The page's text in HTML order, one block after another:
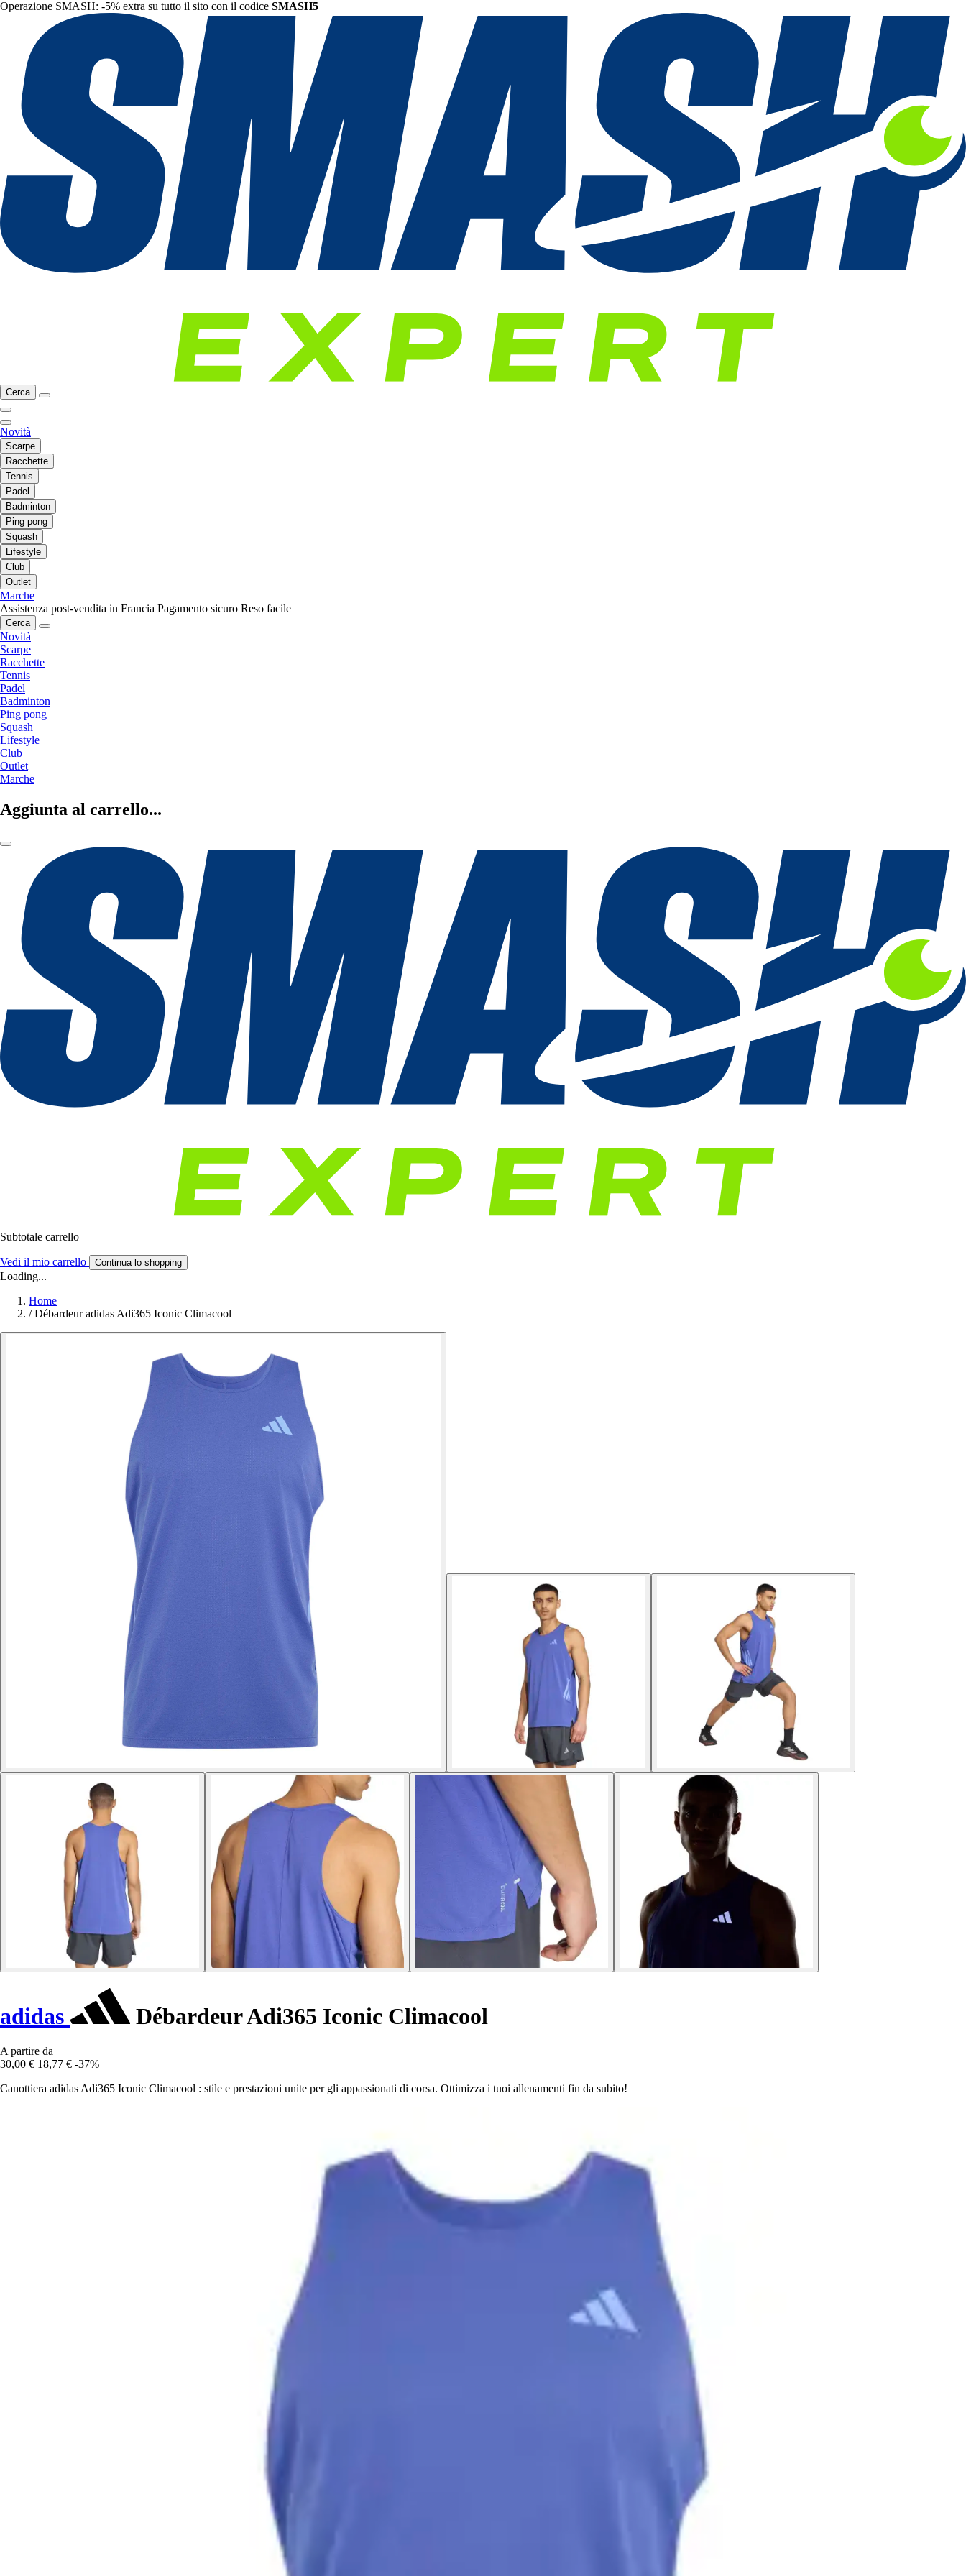
Operazione SMASH: -5% extra su tutto il sito con il codice SMASH5
Cerca
Novità
Scarpe
Racchette
Tennis
Padel
Badminton
Ping pong
Squash
Lifestyle
Club
Outlet
Marche
Assistenza post-vendita in Francia Pagamento sicuro Reso facile
Cerca
Novità
Scarpe
Racchette
Tennis
Padel
Badminton
Ping pong
Squash
Lifestyle
Club
Outlet
Marche
Aggiunta al carrello...
Subtotale carrello
Vedi il mio carrello Continua lo shopping
Loading...
Home
/ Débardeur adidas Adi365 Iconic Climacool
adidas Débardeur Adi365 Iconic Climacool
A partire da
30,00 € 18,77 € -37%
Canottiera adidas Adi365 Iconic Climacool : stile e prestazioni unite per gli appassionati di corsa. Ottimizza i tuoi allenamenti fin da subito!